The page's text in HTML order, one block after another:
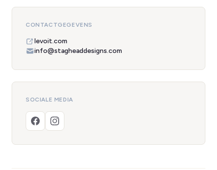
CONTACTGEGEVENS
levoit.com
info@stagheaddesigns.com
SOCIALE MEDIA